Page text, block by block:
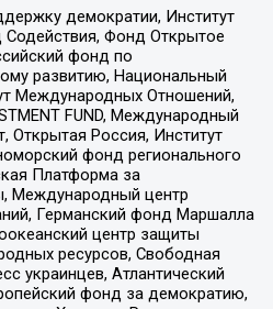
демократии, Институт
Фонд Открытое
фонд по
развитию, Национальный
Международных Отношений,
FUND, Международный
Открытая Россия, Институт
фонд регионального
Платформа за
Международный центр
Германский фонд Маршалла
центр защиты
ресурсов, Свободная
украинцев, Атлантический
фонд за демократию,